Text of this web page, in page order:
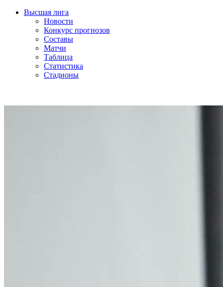
Высшая лига
Новости
Конкурс прогнозов
Составы
Матчи
Таблица
Статистика
Стадионы